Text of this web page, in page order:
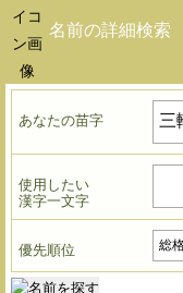
名前の詳細検索
あなたの苗字
使用したい
漢字一文字
優先順位